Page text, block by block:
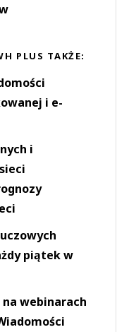
PLUS TAKŻE:
i e-
i
piątek w
webinarach